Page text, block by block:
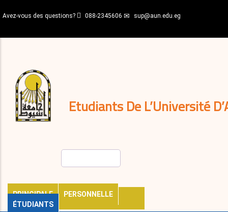
au
principal
Avez-vous des questions? 088-2345606 sup@aun.edu.eg
Etudiants De L’Université
PRINCIPALE
PERSONNELLE
ÉTUDIANTS
décisions
Expatriés
Journal